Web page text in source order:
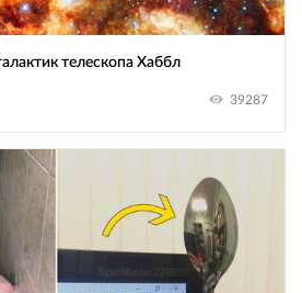
телескопа Хаббл
39287